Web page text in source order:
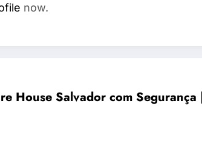
now.
House Salvador com